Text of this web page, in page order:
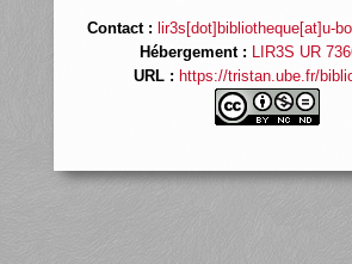
Contact : lir3s[dot]bibliotheque[at]u-
Hébergement :
LIR3S UR
URL : https://tristan.ube.fr/